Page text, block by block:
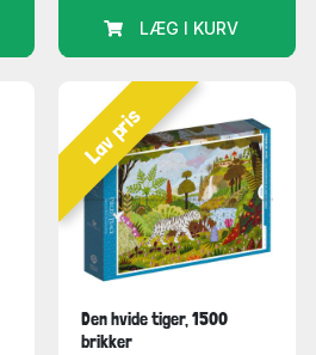
LÆG I KURV
Lav pris
Den hvide tiger, 1500
brikker